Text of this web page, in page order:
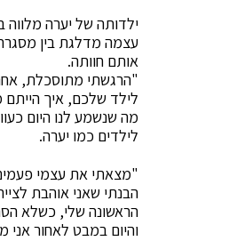
ילדותה של יערה
עצמה מדלגת בין
אותם חוותה.
"הרגשתי מתוסכלת,
לילד שלכם, איך הייתם
לילדים כמו יערה.
"מצאתי את עצמי
הבנתי שאני אוהבת
הראשונה שלי, כשלא
והיום במבט לאחור אני